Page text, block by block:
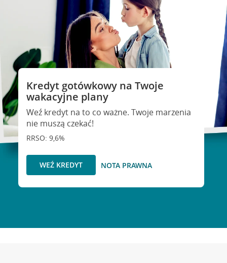
Kredyt gotówkowy na Twoje
wakacyjne plany
Weź kredyt na to co ważne. Twoje marzenia
nie muszą czekać!
RRSO: 9,6%
WEŹ KREDYT NOTA PRAWNA